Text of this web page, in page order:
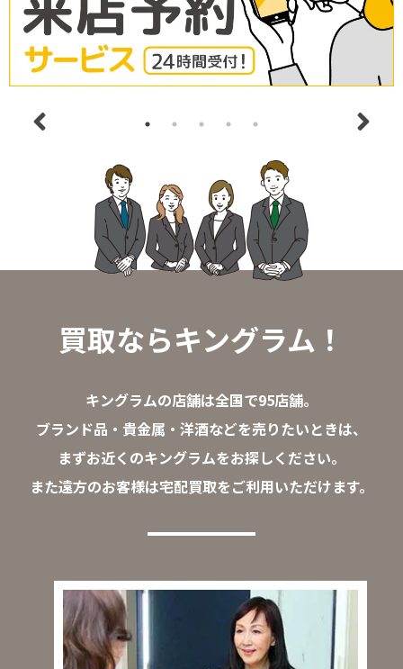
買取ならキングラム！
キングラムの店舗は全国で95店舗。
ブランド品・貴金属・洋酒などを売りたいときは、
まずお近くのキングラムをお探しください。
また遠方のお客様は宅配買取をご利用いただけます。